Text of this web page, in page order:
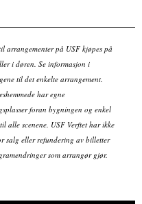
arrangementer på USF kjøpes på
i døren. Se informasjon i
til det enkelte arrangement.
har egne
foran bygningen og enkel
alle scenene. USF Verftet har ikke
salg eller refundering av billetter
som arrangør gjør.